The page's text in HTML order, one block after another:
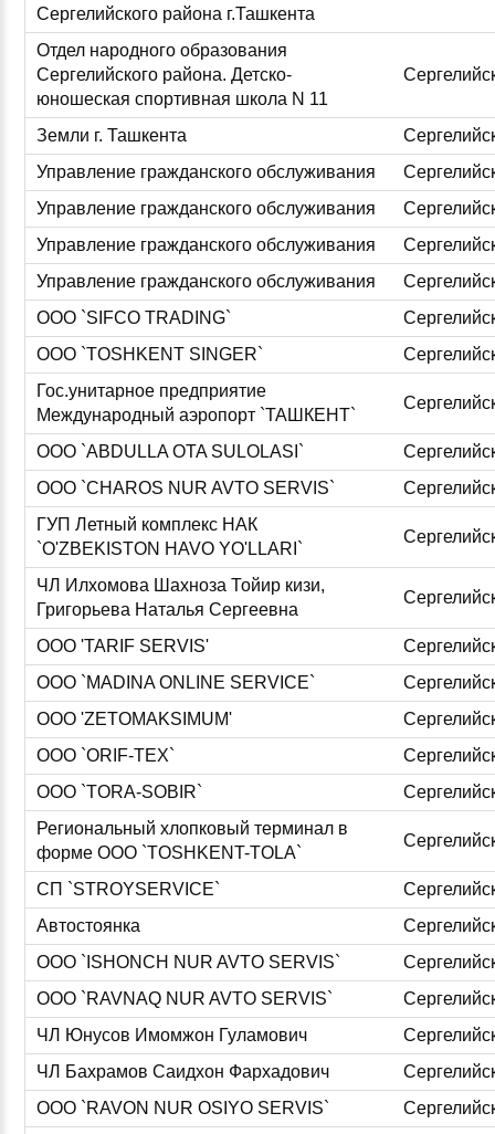
Сергелийского района г.Ташкента
Отдел народного образования
Сергелийского района. Детско-
юношеская спортивная школа N 11
Земли г. Ташкента
Управление гражданского обслуживания
Управление гражданского обслуживания
Управление гражданского обслуживания
Управление гражданского обслуживания
ООО `SIFCO TRADING`
ООО `TOSHKENT SINGER`
Гос.унитарное предприятие
Международный аэропорт `ТАШКЕНТ`
ООО `ABDULLA OTA SULOLASI`
ООО `CHAROS NUR AVTO SERVIS`
ГУП Летный комплекс НАК
`O'ZBEKISTON HAVO YO'LLARI`
ЧЛ Илхомова Шахноза Тойир кизи,
Григорьева Наталья Сергеевна
ООО 'TARIF SERVIS'
ООО `MADINA ONLINE SERVICE`
ООО 'ZETOMAKSIMUM'
ООО `ORIF-TEX`
ООО `TORA-SOBIR`
Региональный хлопковый терминал в
форме ООО `TOSHKENT-TOLA`
СП `STROYSERVICE`
Автостоянка
ООО `ISHONCH NUR AVTO SERVIS`
ООО `RAVNAQ NUR AVTO SERVIS`
ЧЛ Юнусов Имомжон Гуламович
ЧЛ Бахрамов Саидхон Фархадович
ООО `RAVON NUR OSIYO SERVIS`